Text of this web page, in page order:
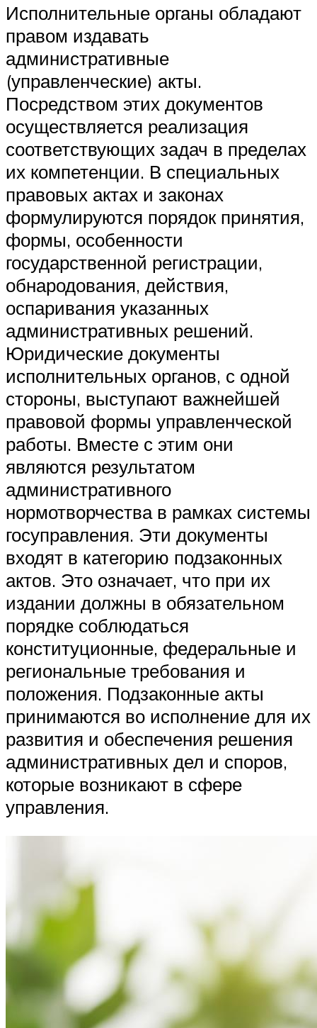
Исполнительные органы обладают
правом издавать
административные
(управленческие) акты.
Посредством этих документов
осуществляется реализация
соответствующих задач в пределах
их компетенции. В специальных
правовых актах и законах
формулируются порядок принятия,
формы, особенности
государственной регистрации,
обнародования, действия,
оспаривания указанных
административных решений.
Юридические документы
исполнительных органов, с одной
стороны, выступают важнейшей
правовой формы управленческой
работы. Вместе с этим они
являются результатом
административного
нормотворчества в рамках системы
госуправления. Эти документы
входят в категорию подзаконных
актов. Это означает, что при их
издании должны в обязательном
порядке соблюдаться
конституционные, федеральные и
региональные требования и
положения. Подзаконные акты
принимаются во исполнение для их
развития и обеспечения решения
административных дел и споров,
которые возникают в сфере
управления.